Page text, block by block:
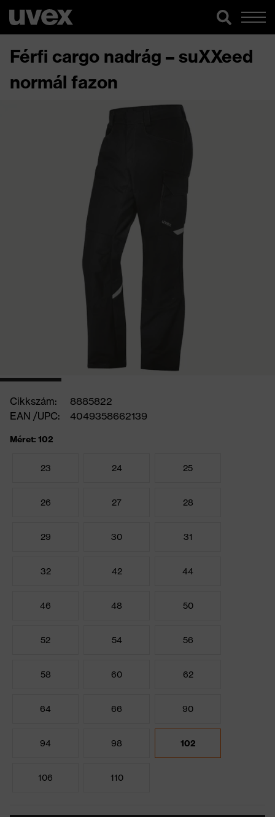
Férfi cargo nadrág – suXXeed
normál fazon
Cikkszám:
8885822
EAN /UPC:
4049358662139
Méret: 102
23 24 25
26 27 28
29 30 31
32 42 44
46 48 50
52 54 56
58 60 62
64 66 90
94 98 102
106 110